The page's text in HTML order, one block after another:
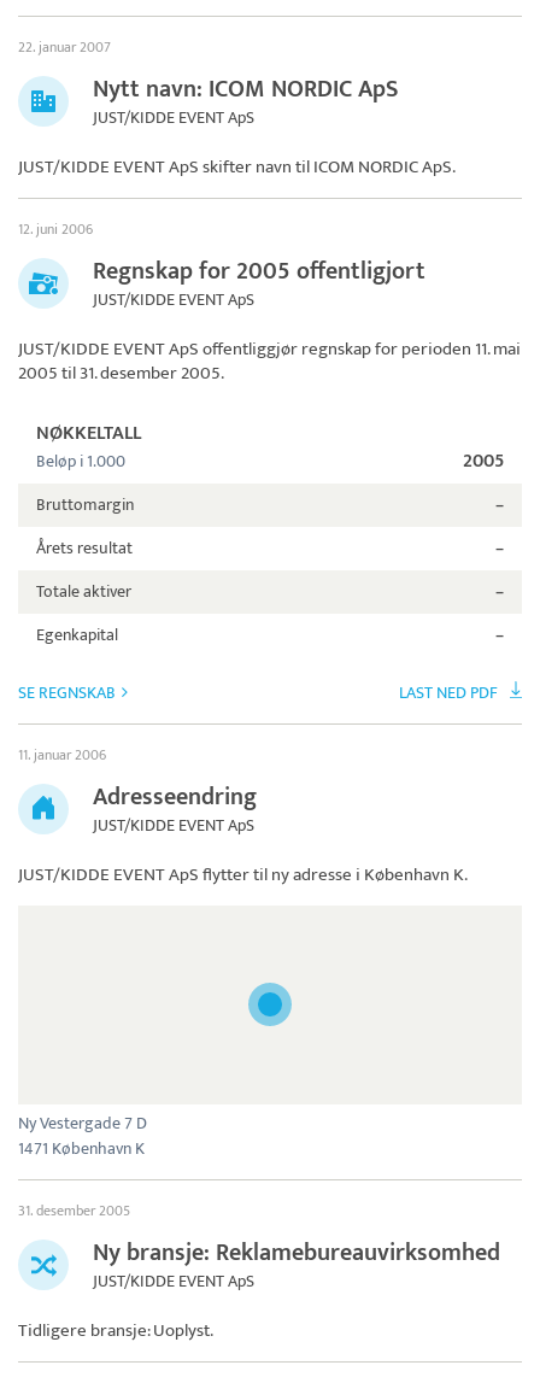
22. januar 2007
Nytt navn: ICOM NORDIC ApS
JUST/KIDDE EVENT ApS
JUST/KIDDE EVENT ApS skifter navn tilICOM NORDIC ApS.
12. juni 2006
Regnskap for 2005 offentligjort
JUST/KIDDE EVENT ApS
JUST/KIDDE EVENT ApSoffentliggjør regnskap for perioden 11. mai
2005 til 31. desember 2005.
NØKKELTALL
Beløp i 1.000 2005
Bruttomargin
–
Årets resultat
–
Totale aktiver
–
Egenkapital
–
SE REGNSKAB LAST NED PDF
11. januar 2006
Adresseendring
JUST/KIDDE EVENT ApS
JUST/KIDDE EVENT ApSflytter til ny adresse i København K.
Ny Vestergade 7 D
1471 København K
31. desember 2005
Ny bransje: Reklamebureauvirksomhed
JUST/KIDDE EVENT ApS
Tidligere bransje: Uoplyst.